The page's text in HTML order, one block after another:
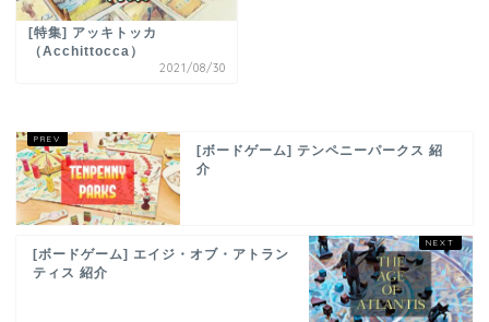
[特集] アッキトッカ
（Acchittocca）
2021/08/30
[ボードゲーム] テンペニーパークス 紹
介
[ボードゲーム] エイジ・オブ・アトラン
ティス 紹介